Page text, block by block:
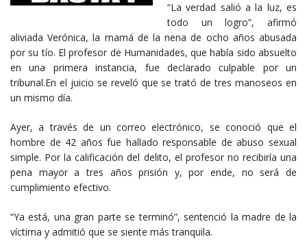
“La verdad salió a la luz, es
todo un logro”, afirmó
aliviada Verónica, la mamá de la nena de ocho años abusada
por su tío. El profesor de Humanidades, que había sido absuelto
en una primera instancia, fue declarado culpable por un
tribunal.En el juicio se reveló que se trató de tres manoseos en
un mismo día.
Ayer, a través de un correo electrónico, se conoció que el
hombre de 42 años fue hallado responsable de abuso sexual
simple. Por la calificación del delito, el profesor no recibiría una
pena mayor a tres años prisión y, por ende, no será de
cumplimiento efectivo.
“Ya está, una gran parte se terminó”, sentenció la madre de la
víctima y admitió que se siente más tranquila.